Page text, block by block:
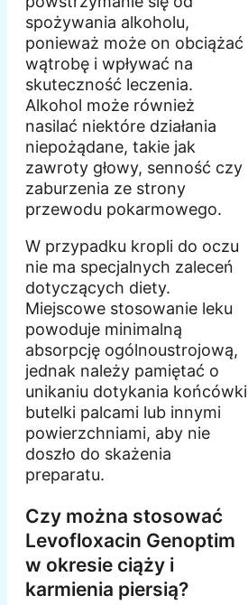
spożywania alkoholu,
ponieważ może on obciążać
wątrobę i wpływać na
skuteczność leczenia.
Alkohol może również
nasilać niektóre działania
niepożądane, takie jak
zawroty głowy, senność czy
zaburzenia ze strony
przewodu pokarmowego.
W przypadku kropli do oczu
nie ma specjalnych zaleceń
dotyczących diety.
Miejscowe stosowanie leku
powoduje minimalną
absorpcję ogólnoustrojową,
jednak należy pamiętać o
unikaniu dotykania końcówki
butelki palcami lub innymi
powierzchniami, aby nie
doszło do skażenia
preparatu.
Czy można stosować
Levofloxacin Genoptim
w okresie ciąży i
karmienia piersią?